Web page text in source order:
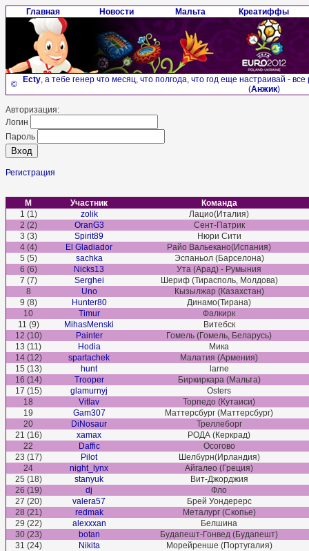
Главная Новости Мальта Креатиффы
© Ecty, а тебе генер что месяц, что полгода, что год еще настраивай -
(Анжик)
Авторизация:
Логин
Пароль
Регистрация
М Участник
Команда
1 (1)
zolik
Лацио(Италия)
2 (2)
OranG3
Сент-Патрик
3 (3)
Spirit89
Нюри Сити
4 (4)
El Gladiador
Райо Вальекано(Испания)
5 (5)
sachka
Эспаньол (Барселона)
6 (6)
Nicks13
Ута (Арад) - Румыния
7 (7)
Serghei
Шериф (Тирасполь, Молдова)
8
Uno
Кызылжар (Казахстан)
9 (8)
Hunter80
Динамо(Тирана)
10
Timur
Фалкирк
11 (9)
MihasMenski
Витебск
12 (10)
Painter
Гомель (Гомель, Беларусь)
13 (11)
Hodia
Мика
14 (12)
spartachek
Малатия (Армения)
15 (13)
hunt
larne
16 (14)
Trooper
Биркиркара (Мальта)
17 (15)
glamurnyj
Osters
18
Vitlav
Торпедо (Кутаиси)
19
Gam307
Маттерсбург (Маттерсбург)
20
DiNosaur
Треллеборг
21 (16)
xamax
РОДА (Керкрад)
22
Daffic
Осогово
23 (17)
Pilot
Шелбурн(Ирландия)
24
night_lynx
Айгалео (Греция)
25 (18)
stanyuk
Вит-Джорджия
26 (19)
dj
Фло
27 (20)
valera57
Брей Уондерерс
28 (21)
redmak
Металург (Скопье)
29 (22)
alexxxan
Белшина
30 (23)
botan
Будапешт-Гонвед (Будапешт)
31 (24)
Nikita
Морейренше (Португалия)